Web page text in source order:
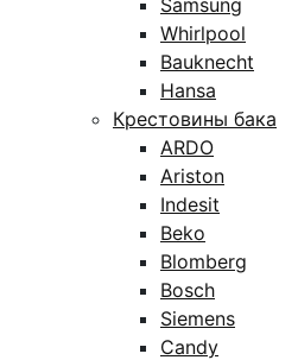
Samsung
Whirlpool
Bauknecht
Hansa
Крестовины бака
ARDO
Ariston
Indesit
Beko
Blomberg
Bosch
Siemens
Candy